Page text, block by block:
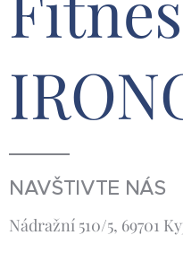
NAVŠTIVTE NÁS
Nádražní 510/5, 69701